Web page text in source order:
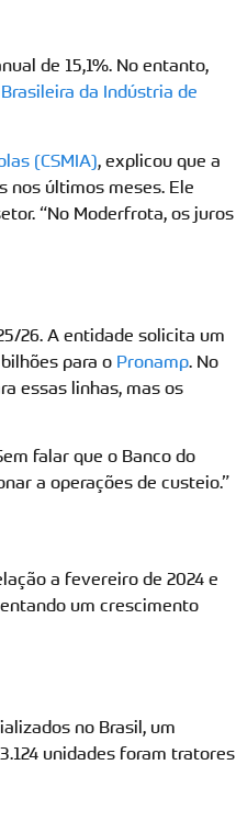
de 15,1%. No entanto,
da Indústria de
(CSMIA), explicou que a
nos últimos meses. Ele
“No Moderfrota, os juros
26. A entidade solicita um
para o Pronamp. No
essas linhas, mas os
falar que o Banco do
a operações de custeio.”
a fevereiro de 2024 e
um crescimento
no Brasil, um
unidades foram tratores